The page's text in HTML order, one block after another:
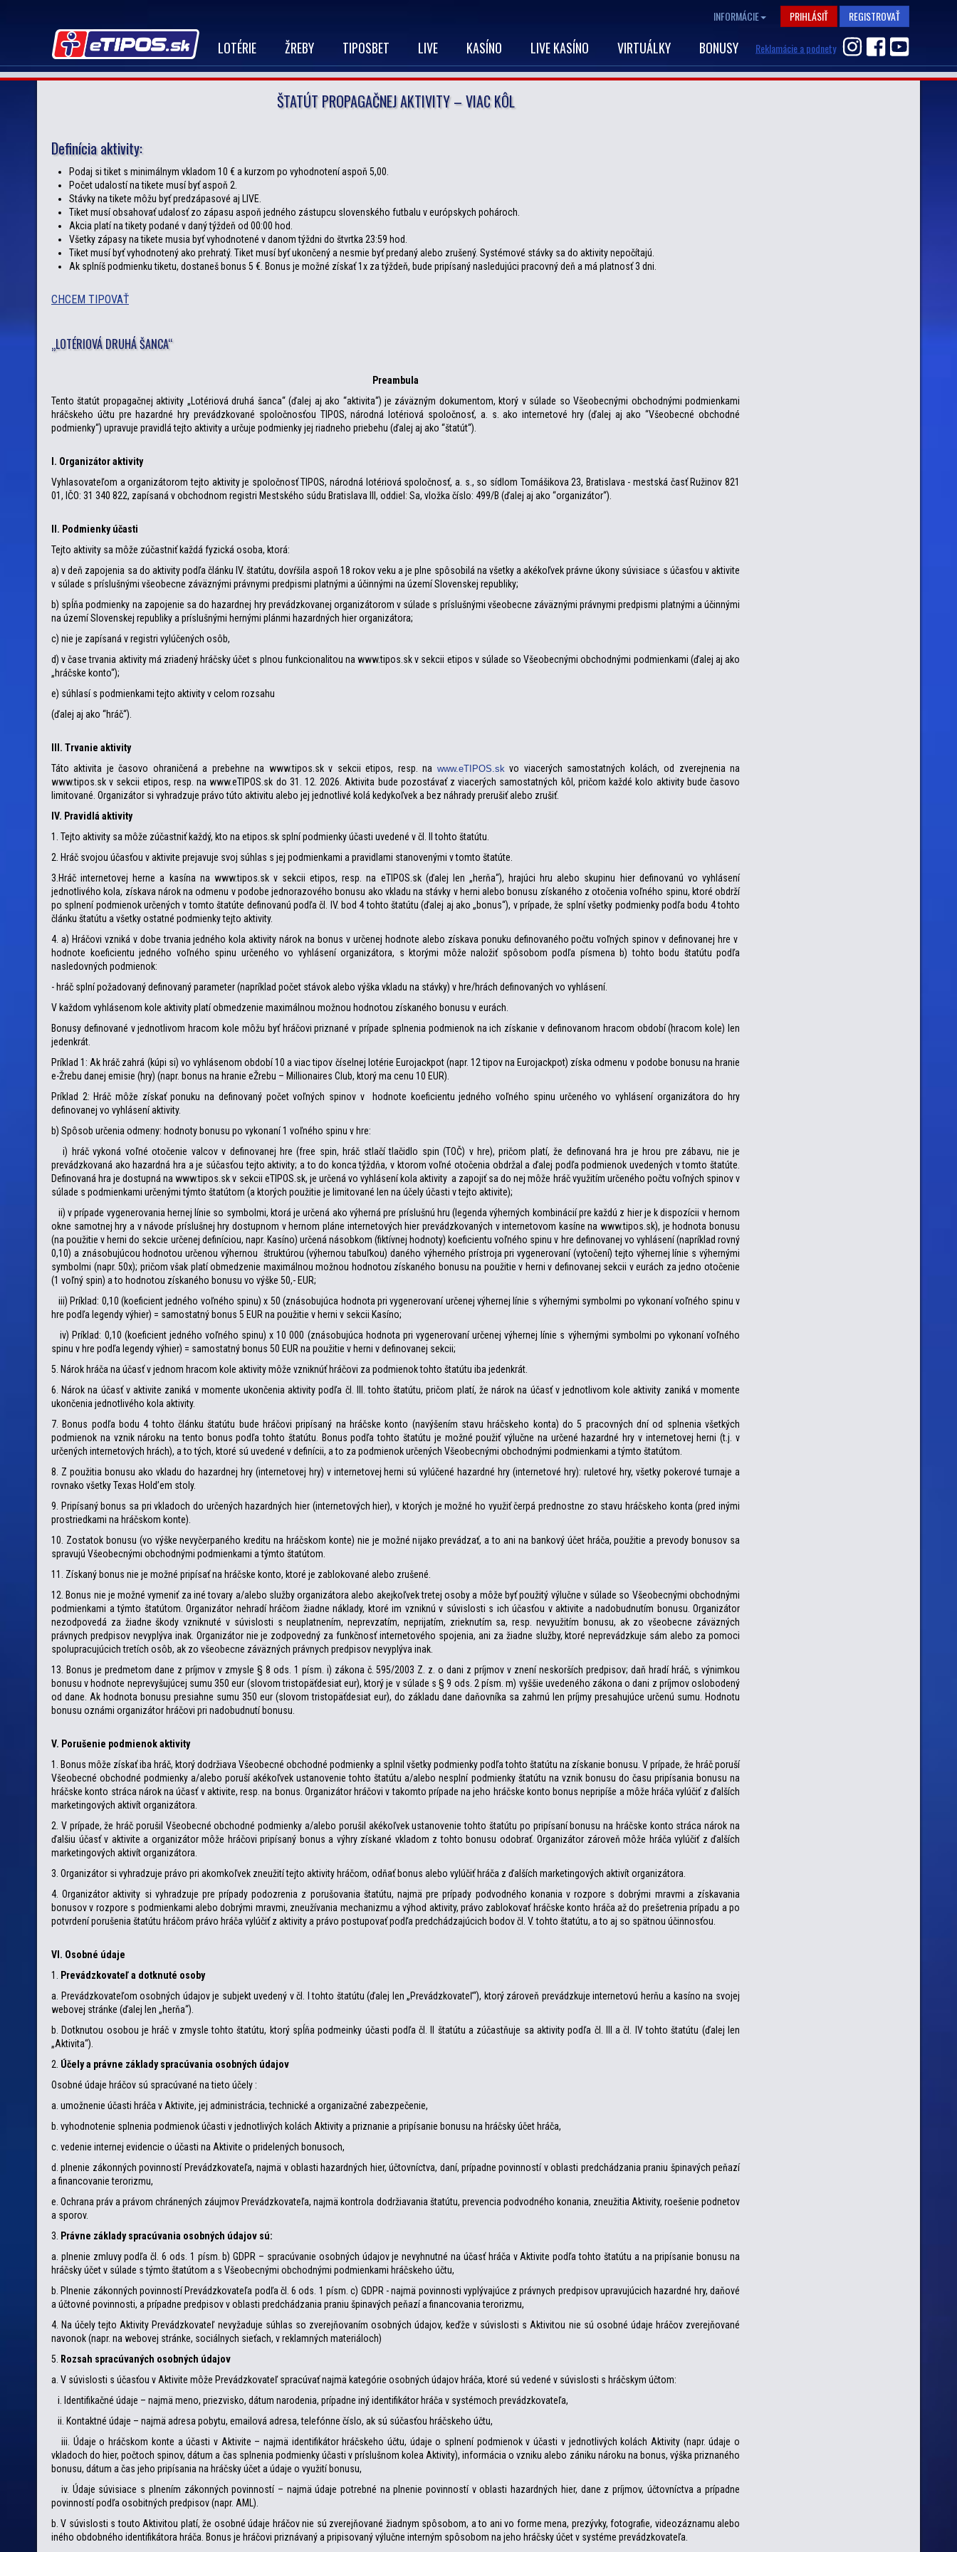
INFORMÁCIE PRIHLÁSIŤ REGISTROVAŤ
LOTÉRIE ŽREBY TIPOSBET LIVE KASÍNO LIVE KASÍNO VIRTUÁLKY BONUSY Reklamácie a podnety
ŠTATÚT PROPAGAČNEJ AKTIVITY – VIAC KÔL
Definícia aktivity:
Podaj si tiket s minimálnym vkladom 10 € a kurzom po vyhodnotení aspoň 5,00.
Počet udalostí na tikete musí byť aspoň 2.
Stávky na tikete môžu byť predzápasové aj LIVE.
Tiket musí obsahovať udalosť zo zápasu aspoň jedného zástupcu slovenského futbalu v európskych pohároch.
Akcia platí na tikety podané v daný týždeň od 00:00 hod.
Všetky zápasy na tikete musia byť vyhodnotené v danom týždni do štvrtka 23:59 hod.
Tiket musí byť vyhodnotený ako prehratý. Tiket musí byť ukončený a nesmie byť predaný alebo zrušený. Systémové stávky sa do aktivity nepočítajú.
Ak splníš podmienku tiketu, dostaneš bonus 5 €. Bonus je možné získať 1x za týždeň, bude pripísaný nasledujúci pracovný deň a má platnosť 3 dni.
CHCEM TIPOVAŤ
„LOTÉRIOVÁ DRUHÁ ŠANCA“
Preambula
Tento štatút propagačnej aktivity „Lotériová druhá šanca“ (ďalej aj ako “aktivita“) je záväzným dokumentom, ktorý v súlade so Všeobecnými obchodnými podmienkami
hráčskeho účtu pre hazardné hry prevádzkované spoločnosťou TIPOS, národná lotériová spoločnosť, a. s. ako internetové hry (ďalej aj ako “Všeobecné obchodné
podmienky“) upravuje pravidlá tejto aktivity a určuje podmienky jej riadneho priebehu (ďalej aj ako “štatút“).
I. Organizátor aktivity
Vyhlasovateľom a organizátorom tejto aktivity je spoločnosť TIPOS, národná lotériová spoločnosť, a. s., so sídlom Tomášikova 23, Bratislava - mestská časť Ružinov 821
01, IČO: 31 340 822, zapísaná v obchodnom registri Mestského súdu Bratislava III, oddiel: Sa, vložka číslo: 499/B (ďalej aj ako “organizátor“).
II. Podmienky účasti
Tejto aktivity sa môže zúčastniť každá fyzická osoba, ktorá:
a) v deň zapojenia sa do aktivity podľa článku IV. štatútu, dovŕšila aspoň 18 rokov veku a je plne spôsobilá na všetky a akékoľvek právne úkony súvisiace s účasťou v aktivite
v súlade s príslušnými všeobecne záväznými právnymi predpismi platnými a účinnými na území Slovenskej republiky;
b) spĺňa podmienky na zapojenie sa do hazardnej hry prevádzkovanej organizátorom v súlade s príslušnými všeobecne záväznými právnymi predpismi platnými a účinnými
na území Slovenskej republiky a príslušnými hernými plánmi hazardných hier organizátora;
c) nie je zapísaná v registri vylúčených osôb,
d) v čase trvania aktivity má zriadený hráčsky účet s plnou funkcionalitou na www.tipos.sk v sekcii etipos v súlade so Všeobecnými obchodnými podmienkami (ďalej aj ako
„hráčske konto“);
e) súhlasí s podmienkami tejto aktivity v celom rozsahu
(ďalej aj ako “hráč“).
III. Trvanie aktivity
Táto aktivita je časovo ohraničená a prebehne na www.tipos.sk v sekcii etipos, resp. na www.eTIPOS.sk vo viacerých samostatných kolách, od zverejnenia na
www.tipos.sk v sekcii etipos, resp. na www.eTIPOS.sk do 31. 12. 2026. Aktivita bude pozostávať z viacerých samostatných kôl, pričom každé kolo aktivity bude časovo
limitované. Organizátor si vyhradzuje právo túto aktivitu alebo jej jednotlivé kolá kedykoľvek a bez náhrady prerušiť alebo zrušiť.
IV. Pravidlá aktivity
1. Tejto aktivity sa môže zúčastniť každý, kto na etipos.sk splní podmienky účasti uvedené v čl. II tohto štatútu.
2. Hráč svojou účasťou v aktivite prejavuje svoj súhlas s jej podmienkami a pravidlami stanovenými v tomto štatúte.
3.Hráč internetovej herne a kasína na www.tipos.sk v sekcii etipos, resp. na eTIPOS.sk (ďalej len „herňa“), hrajúci hru alebo skupinu hier definovanú vo vyhlásení
jednotlivého kola, získava nárok na odmenu v podobe jednorazového bonusu ako vkladu na stávky v herni alebo bonusu získaného z otočenia voľného spinu, ktoré obdrží
po splnení podmienok určených v tomto štatúte definovanú podľa čl. IV. bod 4 tohto štatútu (ďalej aj ako „bonus“), v prípade, že splní všetky podmienky podľa bodu 4 tohto
článku štatútu a všetky ostatné podmienky tejto aktivity.
4. a) Hráčovi vzniká v dobe trvania jedného kola aktivity nárok na bonus v určenej hodnote alebo získava ponuku definovaného počtu voľných spinov v definovanej hre v
hodnote koeficientu jedného voľného spinu určeného vo vyhlásení organizátora, s ktorými môže naložiť spôsobom podľa písmena b) tohto bodu štatútu podľa
nasledovných podmienok:
- hráč splní požadovaný definovaný parameter (napríklad počet stávok alebo výška vkladu na stávky) v hre/hrách definovaných vo vyhlásení.
V každom vyhlásenom kole aktivity platí obmedzenie maximálnou možnou hodnotou získaného bonusu v eurách.
Bonusy definované v jednotlivom hracom kole môžu byť hráčovi priznané v prípade splnenia podmienok na ich získanie v definovanom hracom období (hracom kole) len
jedenkrát.
Príklad 1: Ak hráč zahrá (kúpi si) vo vyhlásenom období 10 a viac tipov číselnej lotérie Eurojackpot (napr. 12 tipov na Eurojackpot) získa odmenu v podobe bonusu na hranie
e-Žrebu danej emisie (hry) (napr. bonus na hranie eŽrebu – Millionaires Club, ktorý ma cenu 10 EUR).
Príklad 2: Hráč môže získať ponuku na definovaný počet voľných spinov v hodnote koeficientu jedného voľného spinu určeného vo vyhlásení organizátora do hry
definovanej vo vyhlásení aktivity.
b) Spôsob určenia odmeny: hodnoty bonusu po vykonaní 1 voľného spinu v hre:
i) hráč vykoná voľné otočenie valcov v definovanej hre (free spin, hráč stlačí tlačidlo spin (TOČ) v hre), pričom platí, že definovaná hra je hrou pre zábavu, nie je
prevádzkovaná ako hazardná hra a je súčasťou tejto aktivity; a to do konca týždňa, v ktorom voľné otočenia obdržal a ďalej podľa podmienok uvedených v tomto štatúte.
Definovaná hra je dostupná na www.tipos.sk v sekcii eTIPOS.sk, je určená vo vyhlásení kola aktivity a zapojiť sa do nej môže hráč využitím určeného počtu voľných spinov v
súlade s podmienkami určenými týmto štatútom (a ktorých použitie je limitované len na účely účasti v tejto aktivite);
ii) v prípade vygenerovania hernej línie so symbolmi, ktorá je určená ako výherná pre príslušnú hru (legenda výherných kombinácií pre každú z hier je k dispozícii v hernom
okne samotnej hry a v návode príslušnej hry dostupnom v hernom pláne internetových hier prevádzkovaných v internetovom kasíne na www.tipos.sk), je hodnota bonusu
(na použitie v herni do sekcie určenej definíciou, napr. Kasíno) určená násobkom (fiktívnej hodnoty) koeficientu voľného spinu v hre definovanej vo vyhlásení (napríklad rovný
0,10) a znásobujúcou hodnotou určenou výhernou štruktúrou (výhernou tabuľkou) daného výherného prístroja pri vygenerovaní (vytočení) tejto výhernej línie s výhernými
symbolmi (napr. 50x); pričom však platí obmedzenie maximálnou možnou hodnotou získaného bonusu na použitie v herni v definovanej sekcii v eurách za jedno otočenie
(1 voľný spin) a to hodnotou získaného bonusu vo výške 50,- EUR;
iii) Príklad: 0,10 (koeficient jedného voľného spinu) x 50 (znásobujúca hodnota pri vygenerovaní určenej výhernej línie s výhernými symbolmi po vykonaní voľného spinu v
hre podľa legendy výhier) = samostatný bonus 5 EUR na použitie v herni v sekcii Kasíno;
iv) Príklad: 0,10 (koeficient jedného voľného spinu) x 10 000 (znásobujúca hodnota pri vygenerovaní určenej výhernej línie s výhernými symbolmi po vykonaní voľného
spinu v hre podľa legendy výhier) = samostatný bonus 50 EUR na použitie v herni v definovanej sekcii;
5. Nárok hráča na účasť v jednom hracom kole aktivity môže vzniknúť hráčovi za podmienok tohto štatútu iba jedenkrát.
6. Nárok na účasť v aktivite zaniká v momente ukončenia aktivity podľa čl. III. tohto štatútu, pričom platí, že nárok na účasť v jednotlivom kole aktivity zaniká v momente
ukončenia jednotlivého kola aktivity.
7. Bonus podľa bodu 4 tohto článku štatútu bude hráčovi pripísaný na hráčske konto (navýšením stavu hráčskeho konta) do 5 pracovných dní od splnenia všetkých
podmienok na vznik nároku na tento bonus podľa tohto štatútu. Bonus podľa tohto štatútu je možné použiť výlučne na určené hazardné hry v internetovej herni (t.j. v
určených internetových hrách), a to tých, ktoré sú uvedené v definícii, a to za podmienok určených Všeobecnými obchodnými podmienkami a týmto štatútom.
8. Z použitia bonusu ako vkladu do hazardnej hry (internetovej hry) v internetovej herni sú vylúčené hazardné hry (internetové hry): ruletové hry, všetky pokerové turnaje a
rovnako všetky Texas Hold’em stoly.
9. Pripísaný bonus sa pri vkladoch do určených hazardných hier (internetových hier), v ktorých je možné ho využiť čerpá prednostne zo stavu hráčskeho konta (pred inými
prostriedkami na hráčskom konte).
10. Zostatok bonusu (vo výške nevyčerpaného kreditu na hráčskom konte) nie je možné nijako prevádzať, a to ani na bankový účet hráča, použitie a prevody bonusov sa
spravujú Všeobecnými obchodnými podmienkami a týmto štatútom.
11. Získaný bonus nie je možné pripísať na hráčske konto, ktoré je zablokované alebo zrušené.
12. Bonus nie je možné vymeniť za iné tovary a/alebo služby organizátora alebo akejkoľvek tretej osoby a môže byť použitý výlučne v súlade so Všeobecnými obchodnými
podmienkami a týmto štatútom. Organizátor nehradí hráčom žiadne náklady, ktoré im vzniknú v súvislosti s ich účasťou v aktivite a nadobudnutím bonusu. Organizátor
nezodpovedá za žiadne škody vzniknuté v súvislosti s neuplatnením, neprevzatím, neprijatím, zrieknutím sa, resp. nevyužitím bonusu, ak zo všeobecne záväzných
právnych predpisov nevyplýva inak. Organizátor nie je zodpovedný za funkčnosť internetového spojenia, ani za žiadne služby, ktoré neprevádzkuje sám alebo za pomoci
spolupracujúcich tretích osôb, ak zo všeobecne záväzných právnych predpisov nevyplýva inak.
13. Bonus je predmetom dane z príjmov v zmysle § 8 ods. 1 písm. i) zákona č. 595/2003 Z. z. o dani z príjmov v znení neskorších predpisov; daň hradí hráč, s výnimkou
bonusu v hodnote neprevyšujúcej sumu 350 eur (slovom tristopäťdesiat eur), ktorý je v súlade s § 9 ods. 2 písm. m) vyššie uvedeného zákona o dani z príjmov oslobodený
od dane. Ak hodnota bonusu presiahne sumu 350 eur (slovom tristopäťdesiat eur), do základu dane daňovníka sa zahrnú len príjmy presahujúce určenú sumu. Hodnotu
bonusu oznámi organizátor hráčovi pri nadobudnutí bonusu.
V. Porušenie podmienok aktivity
1. Bonus môže získať iba hráč, ktorý dodržiava Všeobecné obchodné podmienky a splnil všetky podmienky podľa tohto štatútu na získanie bonusu. V prípade, že hráč poruší
Všeobecné obchodné podmienky a/alebo poruší akékoľvek ustanovenie tohto štatútu a/alebo nesplní podmienky štatútu na vznik bonusu do času pripísania bonusu na
hráčske konto stráca nárok na účasť v aktivite, resp. na bonus. Organizátor hráčovi v takomto prípade na jeho hráčske konto bonus nepripíše a môže hráča vylúčiť z ďalších
marketingových aktivít organizátora.
2. V prípade, že hráč porušil Všeobecné obchodné podmienky a/alebo porušil akékoľvek ustanovenie tohto štatútu po pripísaní bonusu na hráčske konto stráca nárok na
ďalšiu účasť v aktivite a organizátor môže hráčovi pripísaný bonus a výhry získané vkladom z tohto bonusu odobrať. Organizátor zároveň môže hráča vylúčiť z ďalších
marketingových aktivít organizátora.
3. Organizátor si vyhradzuje právo pri akomkoľvek zneužití tejto aktivity hráčom, odňať bonus alebo vylúčiť hráča z ďalších marketingových aktivít organizátora.
4. Organizátor aktivity si vyhradzuje pre prípady podozrenia z porušovania štatútu, najmä pre prípady podvodného konania v rozpore s dobrými mravmi a získavania
bonusov v rozpore s podmienkami alebo dobrými mravmi, zneužívania mechanizmu a výhod aktivity, právo zablokovať hráčske konto hráča až do prešetrenia prípadu a po
potvrdení porušenia štatútu hráčom právo hráča vylúčiť z aktivity a právo postupovať podľa predchádzajúcich bodov čl. V. tohto štatútu, a to aj so spätnou účinnosťou.
VI. Osobné údaje
1.
Prevádzkovateľ a dotknuté osoby
a. Prevádzkovateľom osobných údajov je subjekt uvedený v čl. I tohto štatútu (ďalej len „Prevádzkovateľ“), ktorý zároveň prevádzkuje internetovú herňu a kasíno na svojej
webovej stránke (ďalej len „herňa“).
b. Dotknutou osobou je hráč v zmysle tohto štatútu, ktorý spĺňa podmeinky účasti podľa čl. II štatútu a zúčastňuje sa aktivity podľa čl. III a čl. IV tohto štatútu (ďalej len
„Aktivita“).
2. Účely a právne základy spracúvania osobných údajov
Osobné údaje hráčov sú spracúvané na tieto účely :
a. umožnenie účasti hráča v Aktivite, jej administrácia, technické a organizačné zabezpečenie,
b. vyhodnotenie splnenia podmienok účasti v jednotlivých kolách Aktivity a priznanie a pripísanie bonusu na hráčsky účet hráča,
c. vedenie internej evidencie o účasti na Aktivite o pridelených bonusoch,
d. plnenie zákonných povinností Prevádzkovateľa, najmä v oblasti hazardných hier, účtovníctva, daní, prípadne povinností v oblasti predchádzania praniu špinavých peňazí
a financovanie terorizmu,
e. Ochrana práv a právom chránených záujmov Prevádzkovateľa, najmä kontrola dodržiavania štatútu, prevencia podvodného konania, zneužitia Aktivity, roešenie podnetov
a sporov.
3.
Právne základy spracúvania osobných údajov sú:
a. plnenie zmluvy podľa čl. 6 ods. 1 písm. b) GDPR – spracúvanie osobných údajov je nevyhnutné na účasť hráča v Aktivite podľa tohto štatútu a na pripísanie bonusu na
hráčsky účet v súlade s týmto štatútom a s Všeobecnými obchodnými podmienkami hráčskeho účtu,
b. Plnenie zákonných povinností Prevádzkovateľa podľa čl. 6 ods. 1 písm. c) GDPR - najmä povinnosti vyplývajúce z právnych predpisov upravujúcich hazardné hry, daňové
a účtovné povinnosti, a prípadne predpisov v oblasti predchádzania praniu špinavých peňazí a financovania terorizmu,
4. Na účely tejto Aktivity Prevádzkovateľ nevyžaduje súhlas so zverejňovaním osobných údajov, keďže v súvislosti s Aktivitou nie sú osobné údaje hráčov zverejňované
navonok (napr. na webovej stránke, sociálnych sieťach, v reklamných materiáloch)
5.
Rozsah spracúvaných osobných údajov
a. V súvislosti s účasťou v Aktivite môže Prevádzkovateľ spracúvať najmä kategórie osobných údajov hráča, ktoré sú vedené v súvislosti s hráčskym účtom:
i. Identifikačné údaje – najmä meno, priezvisko, dátum narodenia, prípadne iný identifikátor hráča v systémoch prevádzkovateľa,
ii. Kontaktné údaje – najmä adresa pobytu, emailová adresa, telefónne číslo, ak sú súčasťou hráčskeho účtu,
iii. Údaje o hráčskom konte a účasti v Aktivite – najmä identifikátor hráčskeho účtu, údaje o splnení podmienok v účasti v jednotlivých kolách Aktivity (napr. údaje o
vkladoch do hier, počtoch spinov, dátum a čas splnenia podmienky účasti v príslušnom kolea Aktivity), informácia o vzniku alebo zániku nároku na bonus, výška priznaného
bonusu, dátum a čas jeho pripísania na hráčsky účet a údaje o využití bonusu,
iv. Údaje súvisiace s plnením zákonných povinností – najmä údaje potrebné na plnenie povinností v oblasti hazardných hier, dane z príjmov, účtovníctva a prípadne
povinností podľa osobitných predpisov (napr. AML).
b. V súvislosti s touto Aktivitou platí, že osobné údaje hráčov nie sú zverejňované žiadnym spôsobom, a to ani vo forme mena, prezývky, fotografie, videozáznamu alebo
iného obdobného identifikátora hráča. Bonus je hráčovi priznávaný a pripisovaný výlučne interným spôsobom na jeho hráčsky účet v systéme prevádzkovateľa.